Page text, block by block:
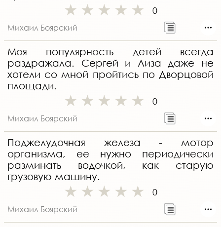
0
Михаил Боярский
Моя популярность детей всегда
раздражала. Сергей и Лиза даже не
хотели со мной пройтись по Дворцовой
площади.
0
Михаил Боярский
Поджелудочная железа - мотор
организма, ее нужно периодически
разминать водочкой, как старую
грузовую машину.
0
Михаил Боярский